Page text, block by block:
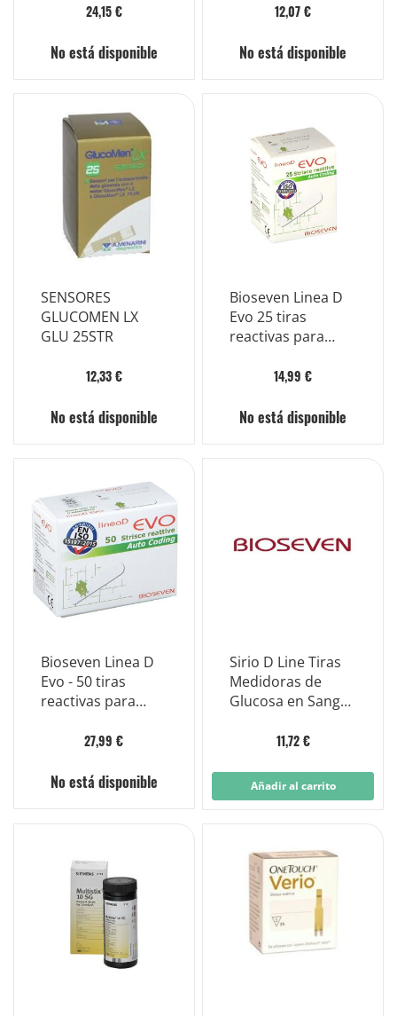
24,15 €
No está disponible
Mx 25 piezas
12,07 €
No está disponible
SENSORES
GLUCOMEN LX
GLU 25STR
12,33 €
No está disponible
Bioseven Linea D
Evo 25 tiras
reactivas para
sangre14,99 €
No está disponible
Bioseven Linea D
Evo - 50 tiras
reactivas para
sangre27,99 €
No está disponible
Sirio D Line Tiras
Medidoras de
Glucosa en Sangre
11,72 €
Añadir al carrito